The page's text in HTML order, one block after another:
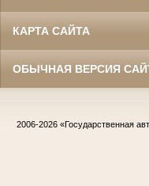
КАРТА САЙТА
ОБЫЧНАЯ ВЕРСИЯ
2006-2026 «Государственная